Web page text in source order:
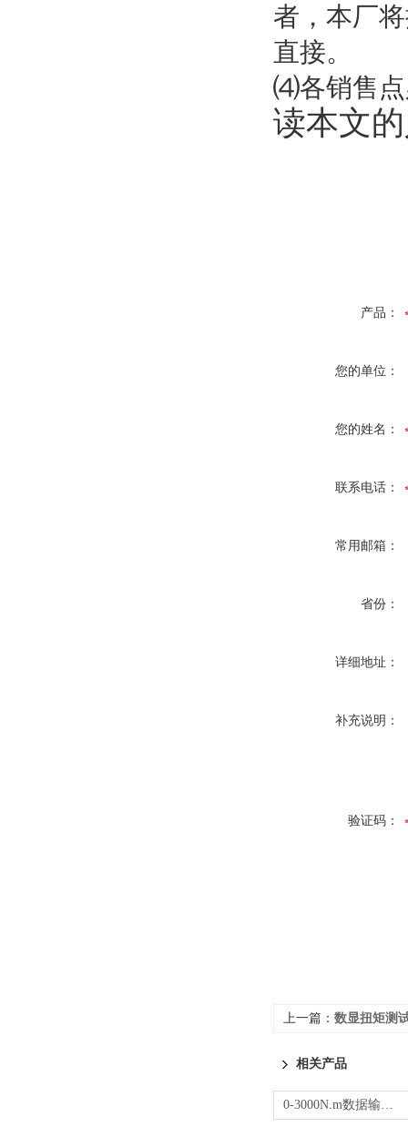
者，本厂
直接。
⑷各销售点
读本文
产品：
您的单位：
您的姓名：
联系电话：
常用邮箱：
省份：
详细地址：
补充说明：
验证码：
上一篇： 数显扭矩测
相关产品
0-3000N.m数据输出扭矩扳手规格型号